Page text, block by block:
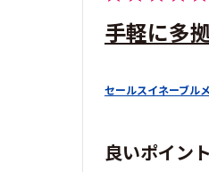
手軽に多
セールスイネーブル
良いポイント